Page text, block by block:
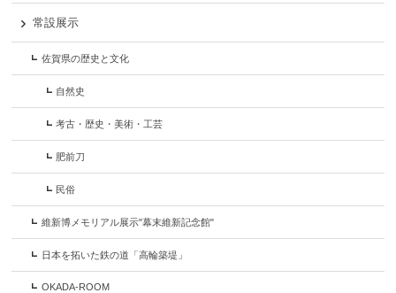
常設展示
佐賀県の歴史と文化
自然史
考古・歴史・美術・工芸
肥前刀
民俗
維新博メモリアル展示"幕末維新記念館"
日本を拓いた鉄の道「高輪築堤」
OKADA-ROOM